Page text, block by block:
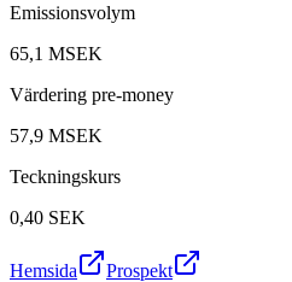
Emissionsvolym
65,1 MSEK
Värdering pre-money
57,9 MSEK
Teckningskurs
0,40 SEK
Hemsida Prospekt